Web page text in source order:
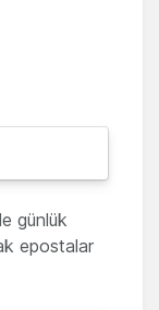
günlük
epostalar